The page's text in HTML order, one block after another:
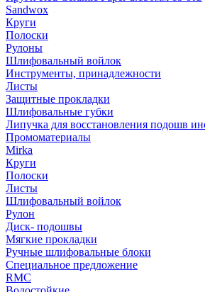
Sandwox
Круги
Полоски
Рулоны
Шлифовальный войлок
Инструменты, принадлежности
Листы
Защитные прокладки
Шлифовальные губки
Липучка для восстановления подошв
Промоматериалы
Mirka
Круги
Полоски
Листы
Шлифовальный войлок
Рулон
Диск- подошвы
Мягкие прокладки
Ручные шлифовальные блоки
Специальное предложение
RMC